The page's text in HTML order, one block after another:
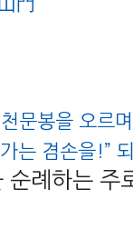
문봉을 오르
는 겸손을!”
순례하는